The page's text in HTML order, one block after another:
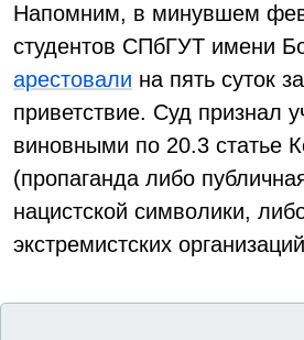
Напомним, в минувшем
студентов СПбГУТ имени
арестовали на пять суток
приветствие. Суд признал
виновными по 20.3 статье
(пропаганда либо
нацистской символики,
экстремистских